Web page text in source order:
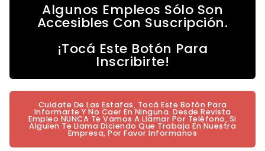
Algunos Empleos Sólo Son
Accesibles Con Suscripción.
¡Tocá Este Botón Para
Inscribirte!
Cuidate De Las Estafas, Tocá Este Botón Para
Informarte Y No Caer En Ninguna. Desde Revista
Empleo NUNCA Te Vamos A Llamar Por Teléfono, Si
Alguien Te Llama Diciendo Que Trabaja En Nuestra
Empresa, Por Favor Informanos